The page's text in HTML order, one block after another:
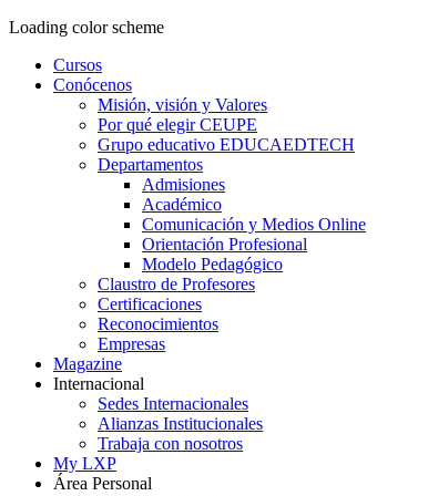
Loading color scheme
Cursos
Conócenos
Misión, visión y Valores
Por qué elegir CEUPE
Grupo educativo EDUCAEDTECH
Departamentos
Admisiones
Académico
Comunicación y Medios Online
Orientación Profesional
Modelo Pedagógico
Claustro de Profesores
Certificaciones
Reconocimientos
Empresas
Magazine
Internacional
Sedes Internacionales
Alianzas Institucionales
Trabaja con nosotros
My LXP
Área Personal